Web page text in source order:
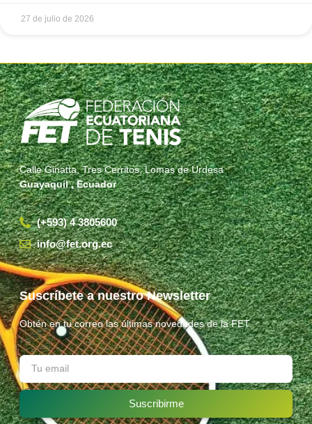
27 de julio de 2026
Calle Ginatta, Tres Cerritos, Lomas de Urdesa
Guayaquil , Ecuador
(+593) 4 3805600
info@fet.org.ec
Suscríbete a nuestro Newsletter
Obtén en tu correo las últimas novedades de la FET.
Suscribirme